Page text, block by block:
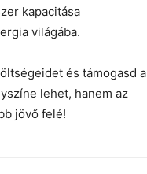
kapacitása
világába.
és támogasd a
lehet, hanem az
jövő felé!